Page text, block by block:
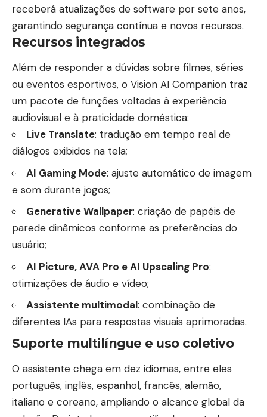
receberá atualizações de software por sete anos,
garantindo segurança contínua e novos recursos.
Recursos integrados
Além de responder a dúvidas sobre filmes, séries
ou eventos esportivos, o Vision AI Companion traz
um pacote de funções voltadas à experiência
audiovisual e à praticidade doméstica:
Live Translate: tradução em tempo real de
diálogos exibidos na tela;
AI Gaming Mode: ajuste automático de imagem
e som durante jogos;
Generative Wallpaper: criação de papéis de
parede dinâmicos conforme as preferências do
usuário;
AI Picture, AVA Pro e AI Upscaling Pro:
otimizações de áudio e vídeo;
Assistente multimodal: combinação de
diferentes IAs para respostas visuais aprimoradas.
Suporte multilíngue e uso coletivo
O assistente chega em dez idiomas, entre eles
português, inglês, espanhol, francês, alemão,
italiano e coreano, ampliando o alcance global da